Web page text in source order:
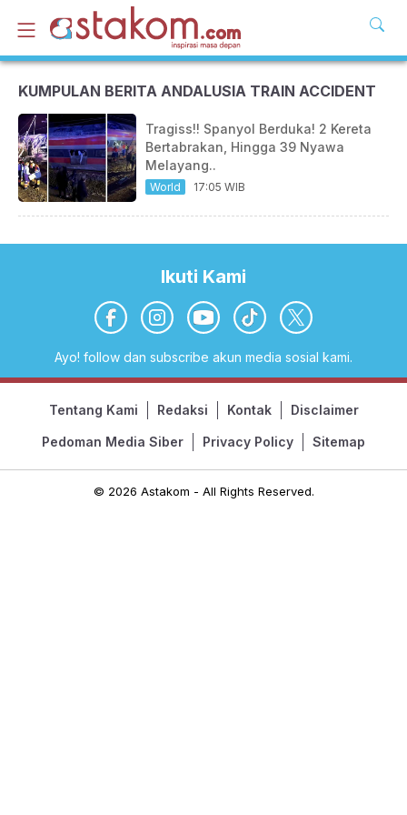
KUMPULAN BERITA ANDALUSIA TRAIN ACCIDENT
Tragiss!! Spanyol Berduka! 2 Kereta
Bertabrakan, Hingga 39 Nyawa
Melayang..
World 17:05 WIB
Ikuti Kami
Ayo! follow dan subscribe akun media sosial kami.
Tentang Kami Redaksi Kontak Disclaimer
Pedoman Media Siber Privacy Policy Sitemap
© 2026 Astakom - All Rights Reserved.